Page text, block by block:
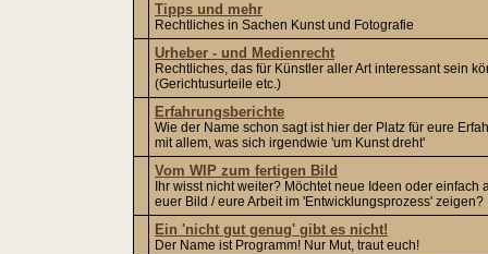
Tipps und mehr
Rechtliches in Sachen Kunst und Fotografie
Urheber - und Medienrecht
Rechtliches, das für Künstler aller Art interessant sein
(Gerichtusurteile etc.)
Erfahrungsberichte
Wie der Name schon sagt ist hier der Platz für eure
mit allem, was sich irgendwie 'um Kunst dreht'
Vom WIP zum fertigen Bild
Ihr wisst nicht weiter? Möchtet neue Ideen oder einfach
euer Bild / eure Arbeit im 'Entwicklungsprozess' zeigen?
Ein 'nicht gut genug' gibt es nicht!
Der Name ist Programm! Nur Mut, traut euch!